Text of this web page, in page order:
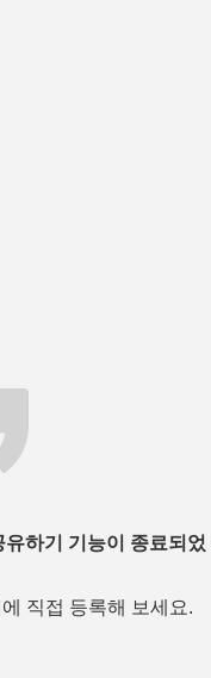
하기 기능이 종료되었
직접 등록해 보세요.